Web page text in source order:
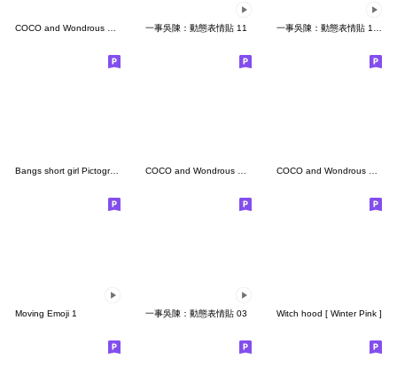
一事吳陳：動態表情貼 11
Bangs short girl Pictograph vol.03
Moving Emoji 1 一事吳陳：動態表情貼 03 Witch hood [ Winter Pink ]